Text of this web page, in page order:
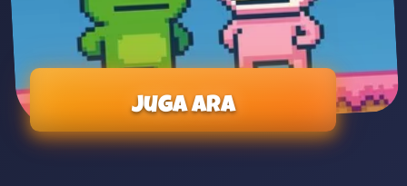
Juga ara